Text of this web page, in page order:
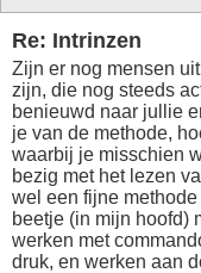
Re: Intrinzen
Zijn er nog mensen
zijn, die nog steeds
benieuwd naar jullie
je van de methode,
waarbij je misschien
bezig met het lezen
wel een fijne
beetje (in mijn hoofd)
werken met
druk, en werken aan